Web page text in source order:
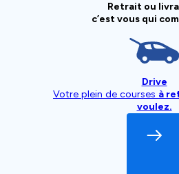
Retrait ou
c’est vous qui
Drive
Votre plein de courses à
voulez.